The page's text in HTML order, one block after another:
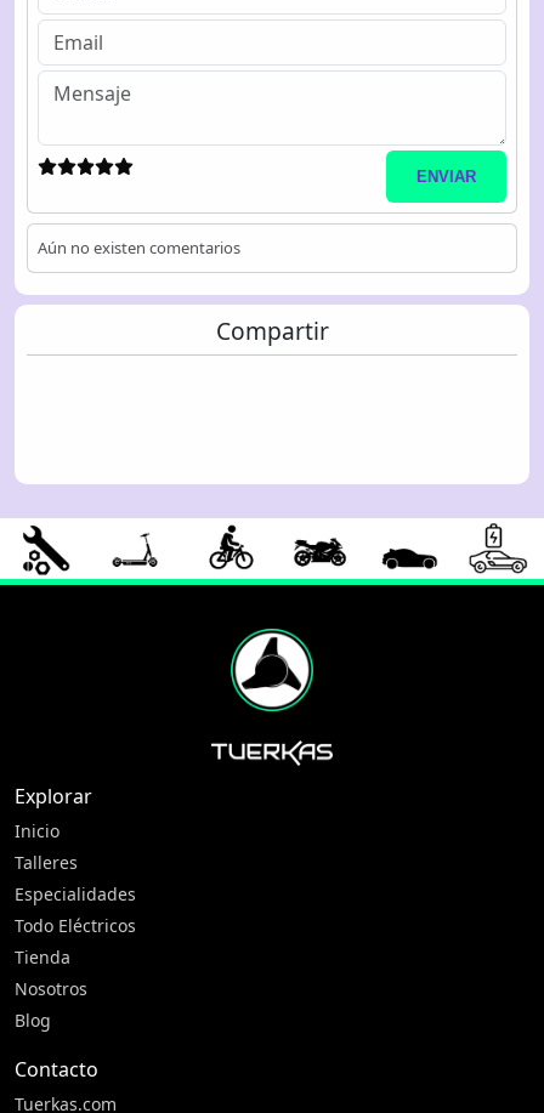
ENVIAR
Aún no existen comentarios
Compartir
Explorar
Inicio
Talleres
Especialidades
Todo Eléctricos
Tienda
Nosotros
Blog
Contacto
Tuerkas.com